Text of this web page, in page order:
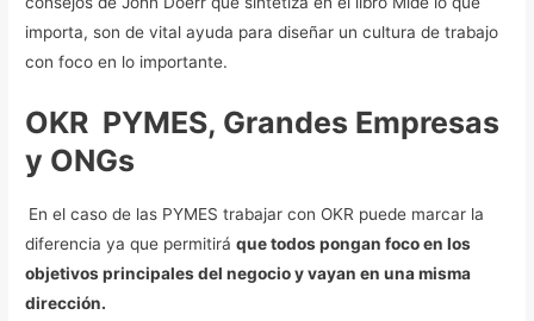
importa, son de vital ayuda para diseñar un cultura de trabajo
con foco en lo importante.
OKR PYMES, Grandes Empresas
y ONGs
En el caso de las PYMES trabajar con OKR puede marcar la
diferencia ya que permitiráque todos pongan foco en los
objetivos principales del negocio y vayan en una misma
dirección.